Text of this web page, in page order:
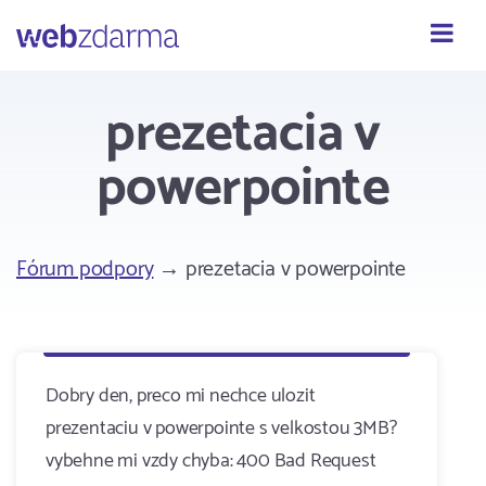
Webzdarma
prezetacia v
powerpointe
Fórum podpory→ prezetacia v powerpointe
Dobry den, preco mi nechce ulozit
prezentaciu v powerpointe s velkostou 3MB?
vybehne mi vzdy chyba: 400 Bad Request